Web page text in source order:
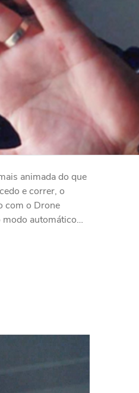
animada do que
e correr, o
com o Drone
modo automático…